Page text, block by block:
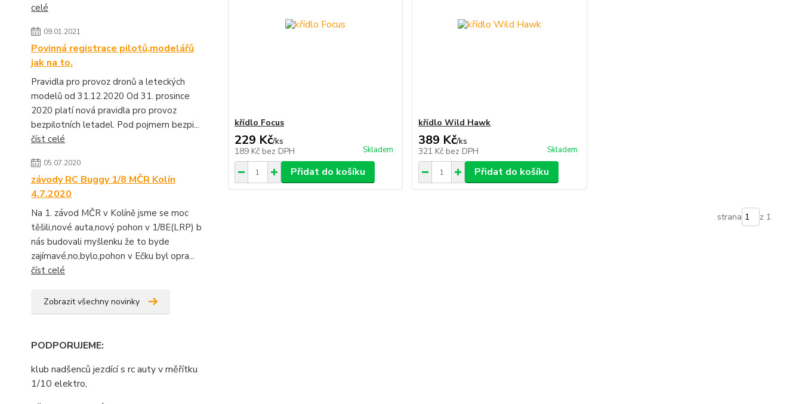
celé
09.01.2021
Povinná registrace pilotů,modelářů
jak na to.
Pravidla pro provoz dronů a leteckých
modelů od 31.12.2020 Od 31. prosince
2020 platí nová pravidla pro provoz
bezpilotních letadel. Pod pojmem bezpi...
číst celé
05.07.2020
závody RC Buggy 1/8 MČR Kolín
4.7.2020
Na 1. závod MČR v Kolíně jsme se moc
těšili,nové auta,nový pohon v 1/8E(LRP) b
nás budovali myšlenku že to byde
zajímavé,no,bylo,pohon v Ečku byl opra...
číst celé
Zobrazit všechny novinky
PODPORUJEME:
klub nadšenců jezdící s rc auty v měřítku
1/10 elektro,
křídlo Focus
229 Kč/ks
189 Kč bez DPH Skladem
Přidat do košíku
křídlo Wild Hawk
389 Kč/ks
321 Kč bez DPH Skladem
Přidat do košíku
strana z 1